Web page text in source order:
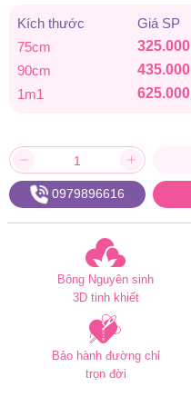
Kích thước Giá SP
75cm
325.000
90cm
435.000
1m1
625.000
0979896616
Bông Nguyên sinh
3D tinh khiết
Bảo hành đường chỉ
trọn đời